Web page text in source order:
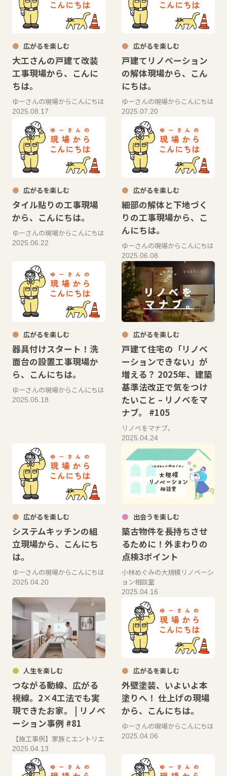
広がるを楽しむ
大工さんの戸建て改装
工事現場から、こんに
ちは。
2025.08.17
ゆーさんの現場からこんにちは
広がるを楽しむ
戸建てリノベーション
の解体現場から、こん
にちは。
2025.07.20
ゆーさんの現場からこんにちは
広がるを楽しむ
タイル貼りの工事現場
から、こんにちは。
2025.06.22
ゆーさんの現場からこんにちは
広がるを楽しむ
細部の解体と下地づく
りの工事現場から、こ
んにちは。
2025.06.08
ゆーさんの現場からこんにちは
広がるを楽しむ
器具付けスタート！洗
面台の設置工事現場か
ら、こんにちは。
2025.05.18
ゆーさんの現場からこんにちは
広がるを楽しむ
戸建て住宅の「リノベ
ーションできない」が
増える？ 2025年、建築
基準法改正で気をつけ
たいこと – リノベをマ
ナブ。 #105
2025.04.24
リノベをマナブ。
広がるを楽しむ
システムキッチンの組
立現場から、こんにち
は。
2025.04.20
ゆーさんの現場からこんにちは
出会うを楽しむ
築古物件を長持ちさせ
るために！外まわりの
点検3ポイント
2025.04.16
小林めぐみの大規模リノベーシ
ョン相談室
人生を楽しむ
つながる動線、広がる
視線。2×4工法でも実
現できたお家。 | リノベ
ーション事例 #81
2025.04.13
【施工事例】家族とエントリエ
広がるを楽しむ
外壁塗装、いよいよ本
塗りへ！ 仕上げの現場
から、こんにちは。
2025.04.06
ゆーさんの現場からこんにちは